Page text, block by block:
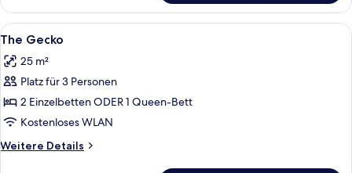
Whale
Room
Alle
Fotos
für
The
Gecko
anzeigen
Ein Garten mit einem weißen Haus,
6
The Gecko
25 m²
Platz für 3 Personen
2 Einzelbetten ODER 1 Queen-Bett
Kostenloses WLAN
Weitere Details
Weitere